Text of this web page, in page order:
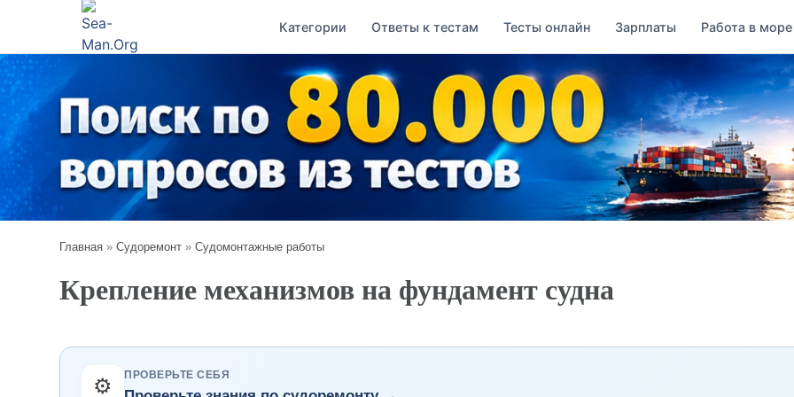
Категории Ответы к тестам Тесты онлайн Зарплаты Работа в море
Главная »Судоремонт »Судомонтажные работы
Крепление механизмов на фундамент судна
⚙️ ПРОВЕРЬТЕ СЕБЯ